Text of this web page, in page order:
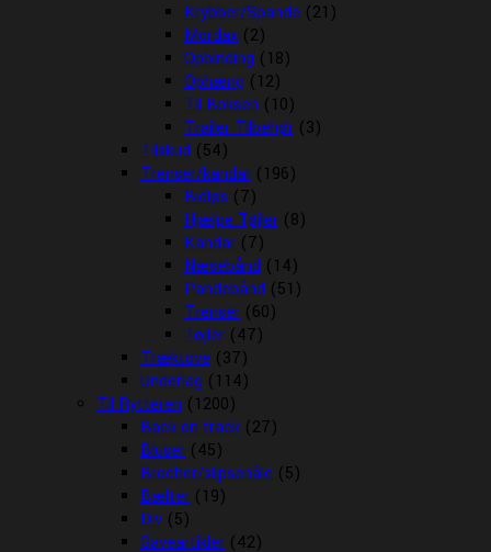
Krybber/Spande (21)
Mordax (2)
Opbinding (18)
Ophæng (12)
Til Boksen (10)
Trailer Tilbehør (3)
Tilskud (54)
Trenser/kandar (196)
Bidløs (7)
Hjælpe Tøjler (8)
Kandar (7)
Næsebånd (14)
Pandebånd (51)
Trenser (60)
Tøjler (47)
Træktove (37)
Underlag (114)
Til Rytteren (1200)
Back on track (27)
Bluser (45)
Brocher/slipsenåle (5)
Bælter (19)
Div (5)
Gaveartikler (42)